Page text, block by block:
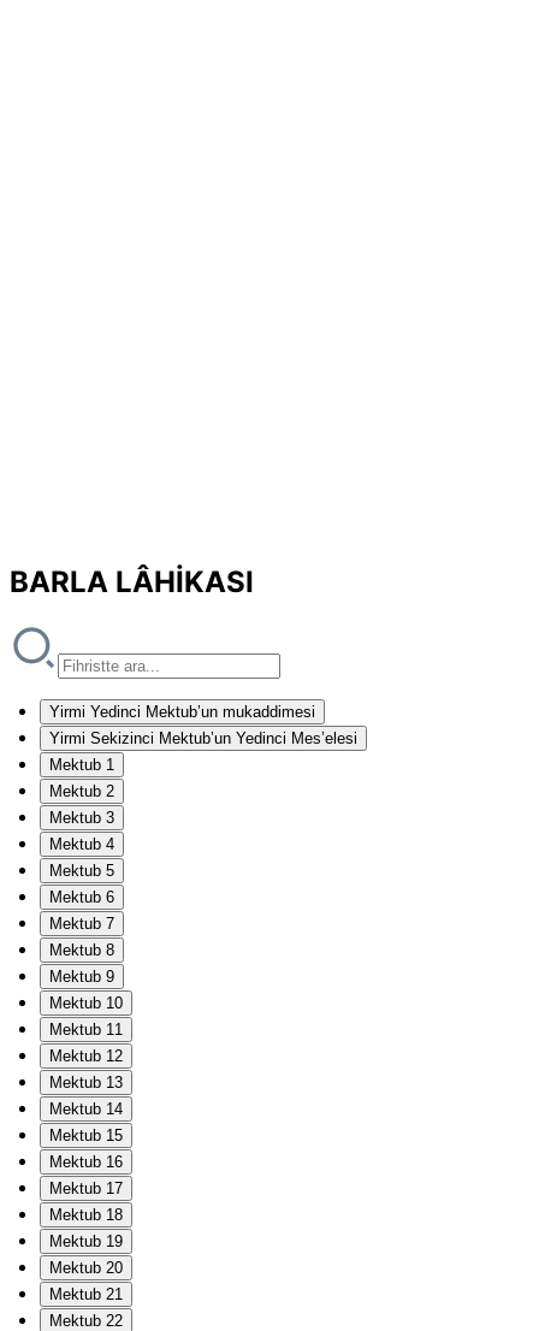
BARLA LÂHİKASI
Yirmi Yedinci Mektub’un mukaddimesi
Yirmi Sekizinci Mektub’un Yedinci Mes’elesi
Mektub 1
Mektub 2
Mektub 3
Mektub 4
Mektub 5
Mektub 6
Mektub 7
Mektub 8
Mektub 9
Mektub 10
Mektub 11
Mektub 12
Mektub 13
Mektub 14
Mektub 15
Mektub 16
Mektub 17
Mektub 18
Mektub 19
Mektub 20
Mektub 21
Mektub 22